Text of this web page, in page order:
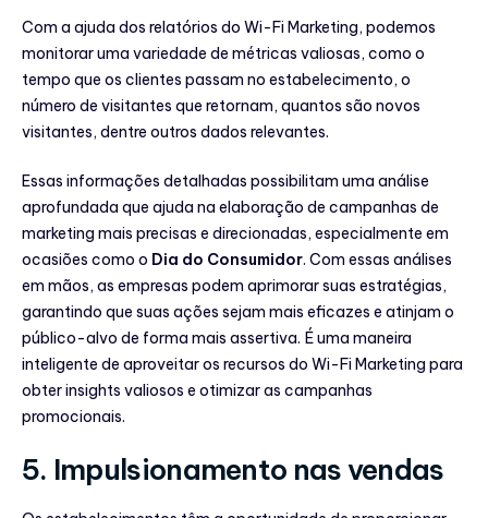
Com a ajuda dos relatórios do Wi-Fi Marketing, podemos
monitorar uma variedade de métricas valiosas, como o
tempo que os clientes passam no estabelecimento, o
número de visitantes que retornam, quantos são novos
visitantes, dentre outros dados relevantes.
Essas informações detalhadas possibilitam uma análise
aprofundada que ajuda na elaboração de campanhas de
marketing mais precisas e direcionadas, especialmente em
ocasiões como o Dia do Consumidor. Com essas análises
em mãos, as empresas podem aprimorar suas estratégias,
garantindo que suas ações sejam mais eficazes e atinjam o
público-alvo de forma mais assertiva. É uma maneira
inteligente de aproveitar os recursos do Wi-Fi Marketing para
obter insights valiosos e otimizar as campanhas
promocionais.
5. Impulsionamento nas vendas